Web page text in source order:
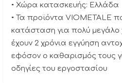
• Χώρα κατασκευής: Ελλάδα
• Τα προϊόντα VIOMETALE
κατάσταση για πολύ μεγάλο
έχουν 2 χρόνια εγγύηση
εφόσον ο καθαρισμός τους
οδηγίες του εργοστασίου